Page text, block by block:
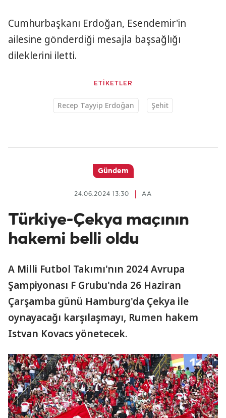
Cumhurbaşkanı Erdoğan, Esendemir'in
ailesine gönderdiği mesajla başsağlığı
dileklerini iletti.
ETİKETLER
Recep Tayyip Erdoğan Şehit
Gündem
AA
24.06.2024 13:30
Türkiye-Çekya maçının
hakemi belli oldu
A Milli Futbol Takımı'nın 2024 Avrupa
Şampiyonası F Grubu'nda 26 Haziran
Çarşamba günü Hamburg'da Çekya ile
oynayacağı karşılaşmayı, Rumen hakem
Istvan Kovacs yönetecek.